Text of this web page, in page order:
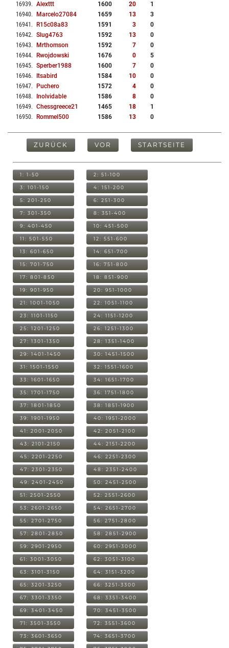
16939. Alexttt 1600 20
1
16940. Marcelo27084 1659 13
3
16941 . R15c08a83 1591 3
0
16942. Slug4763 1592 13
0
16943. Mrthomson 1592 7
0
16944. Rwojdowski 1676 0
5
16945. Sperber1988 1600 7
0
16946. Itsabird 1584 10
0
16947. Puchero 1572 4
0
16948. Inolvidable 1586 8
0
16949. Chessgreece21 1465 18
1
16950. Rommel500 1586 13 0
ZURÜCK VOR STARTSEITE
1: 1-50 2: 51-100
3: 101-150 4: 151-200
5: 201-250 6: 251-300
7: 301-350 8: 351-400
9: 401-450 10: 451-500
11: 501-550 12: 551-600
13: 601-650 14: 651-700
15: 701-750 16: 751-800
17: 801-850 18: 851-900
19: 901-950 20: 951-1000
21: 1001-1050 22: 1051-1100
23: 1101-1150 24: 1151-1200
25: 1201-1250 26: 1251-1300
27: 1301-1350 28: 1351-1400
29: 1401-1450 30: 1451-1500
31: 1501-1550 32: 1551-1600
33: 1601-1650 34: 1651-1700
35: 1701-1750 36: 1751-1800
37: 1801-1850 38: 1851-1900
39: 1901-1950 40: 1951-2000
41: 2001-2050 42: 2051-2100
43: 2101-2150 44: 2151-2200
45: 2201-2250 46: 2251-2300
47: 2301-2350 48: 2351-2400
49: 2401-2450 50: 2451-2500
51: 2501-2550 52: 2551-2600
53: 2601-2650 54: 2651-2700
55: 2701-2750 56: 2751-2800
57: 2801-2850 58: 2851-2900
59: 2901-2950 60: 2951-3000
61: 3001-3050 62: 3051-3100
63: 3101-3150 64: 3151-3200
65: 3201-3250 66: 3251-3300
67: 3301-3350 68: 3351-3400
69: 3401-3450 70: 3451-3500
71: 3501-3550 72: 3551-3600
73: 3601-3650 74: 3651-3700